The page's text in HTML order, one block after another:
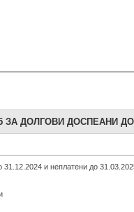
ДОЛГОВИ ДОСПЕАНИ ДО
и неплатени до